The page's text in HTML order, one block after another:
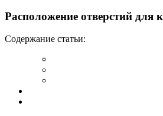
Расположение отверстий для
Содержание статьи: